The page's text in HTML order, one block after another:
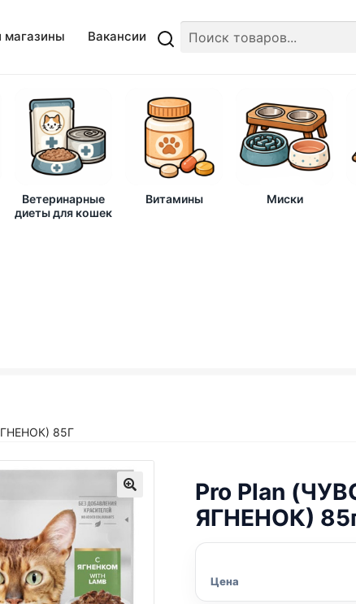
магазины Вакансии
Ветеринарные
диеты для кошек
Витамины Миски
85Г
Pro Plan
ЯГНЕНОК)
Цена